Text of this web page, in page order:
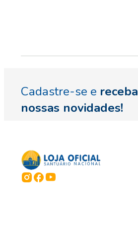
Cadastre-se e receba
nossas novidades!